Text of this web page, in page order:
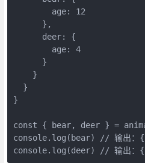
        age: 12
      },
      deer: {
        age: 4
      }
    }
  }
}
const { bear, deer } =
console.log(bear) // 输出：
console.log(deer) // 输出